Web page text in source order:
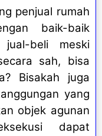
penjual rumah
baik-baik
jual-beli meski
sah, bisa
Bisakah juga
yang
objek agunan
dapat